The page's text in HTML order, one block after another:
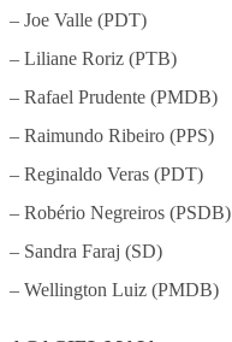
– Joe Valle (PDT)
– Liliane Roriz (PTB)
– Rafael Prudente (PMDB)
– Raimundo Ribeiro (PPS)
– Reginaldo Veras (PDT)
– Robério Negreiros (PSDB)
– Sandra Faraj (SD)
– Wellington Luiz (PMDB)